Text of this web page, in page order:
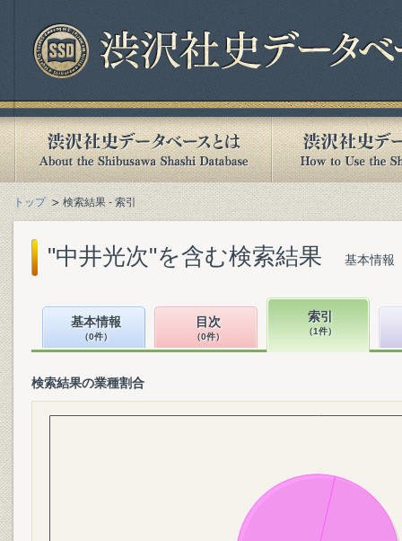
トップ 検索結果 - 索引
"中井光次"を含む検索結果 基本情報
基本情報
（0件）
目次
（0件）
索引
（1件）
検索結果の業種割合